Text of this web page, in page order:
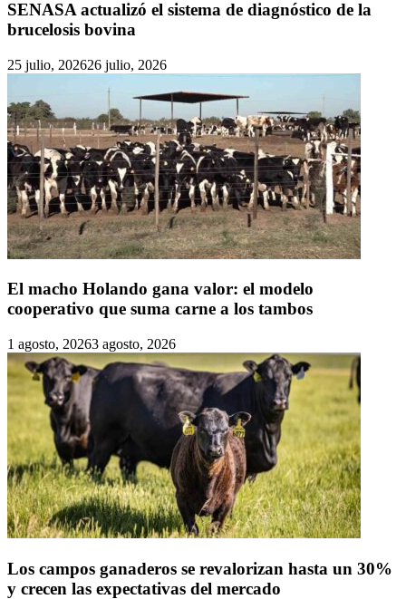
SENASA actualizó el sistema de diagnóstico de la
brucelosis bovina
25 julio, 202626 julio, 2026
El macho Holando gana valor: el modelo
cooperativo que suma carne a los tambos
1 agosto, 20263 agosto, 2026
Los campos ganaderos se revalorizan hasta un 30%
y crecen las expectativas del mercado